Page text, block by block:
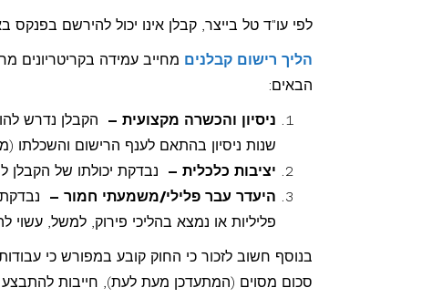
לפי עו"ד טל בייצר, קבלן אינו יכול להירשם בפנקס
הליך רישום קבלנים מחייב עמידה בקריטריונים
הבאים:
ניסיון והכשרה מקצועית –
הקבלן נדרש
שנות ניסיון בהתאם לענף הרישום והשכלתו
יציבות כלכלית –
נבדקת יכולתו של הקבלן
היעדר עבר פלילי/משמעתי חמור –
פליליות או נמצא בהליכי פירוק, למשל, עשוי
בנוסף חשוב לזכור כי החוק קובע במפורש כי
סכום מסוים (המתעדכן מעת לעת), חייבות להתבצע